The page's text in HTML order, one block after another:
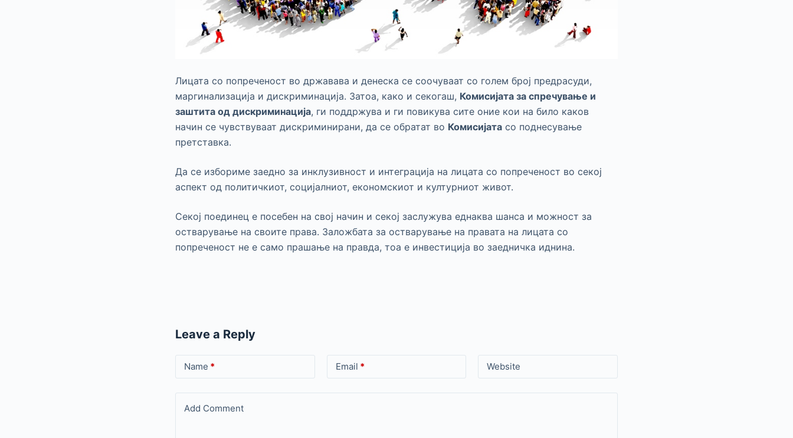
Лицата со попреченост во државава и денеска се соочуваат со голем број предрасуди,
маргинализација и дискриминација. Затоа, како и секогаш, Комисијата за спречување и
заштита од дискриминација, ги поддржува и ги повикува сите оние кои на било каков
начин се чувствуваат дискриминирани, да се обратат во Комисијата со поднесување
претставка.
Да се избориме заедно за инклузивност и интеграција на лицата со попреченост во секој
аспект од политичкиот, социјалниот, економскиот и културниот живот.
Секој поединец е посебен на свој начин и секој заслужува еднаква шанса и можност за
остварување на своите права. Заложбата за остварување на правата на лицата со
попреченост не е само прашање на правда, тоа е инвестиција во заедничка иднина.
Leave a Reply
Name * Email * Website
Add Comment